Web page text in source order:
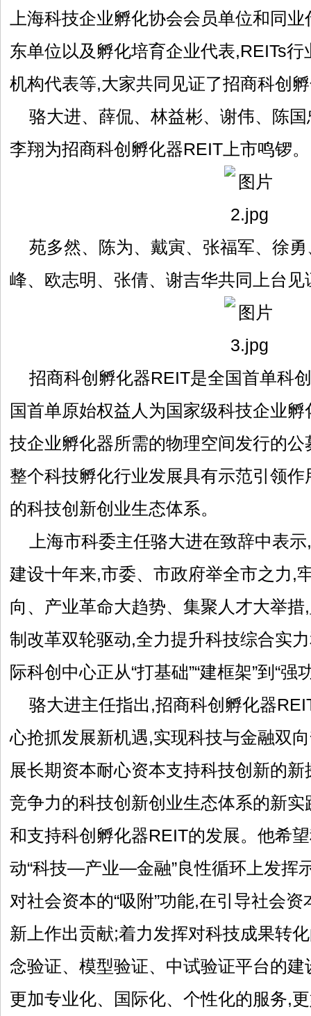
上海科技企业孵化协会会员单位和同
东单位以及孵化培育企业代表,REITs
机构代表等,大家共同见证了招商科创
骆大进、薛侃、林益彬、谢伟、陈
李翔为招商科创孵化器REIT上市鸣锣。
苑多然、陈为、戴寅、张福军、徐
峰、欧志明、张倩、谢吉华共同上台见
招商科创孵化器REIT是全国首单科
国首单原始权益人为国家级科技企业
技企业孵化器所需的物理空间发行的
整个科技孵化行业发展具有示范引领
的科技创新创业生态体系。
上海市科委主任骆大进在致辞中表
建设十年来,市委、市政府举全市之力,
向、产业革命大趋势、集聚人才大举
制改革双轮驱动,全力提升科技综合实
际科创中心正从“打基础”“建框架”到“强
骆大进主任指出,招商科创孵化器
心抢抓发展新机遇,实现科技与金融双
展长期资本耐心资本支持科技创新的
竞争力的科技创新创业生态体系的新
和支持科创孵化器REIT的发展。他希
动“科技—产业—金融”良性循环上发挥
对社会资本的“吸附”功能,在引导社会
新上作出贡献;着力发挥对科技成果转
念验证、模型验证、中试验证平台的建
更加专业化、国际化、个性化的服务,